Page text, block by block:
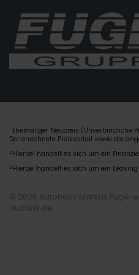
1 Ehemaliger Neupreis (Unverbindliche
Der errechnete Preisvorteil sowie die
2 Hierbei handelt es sich um ein
3 Hierbei handelt es sich um ein
© 2026 Autohaus Markus Fugel
audaris.de